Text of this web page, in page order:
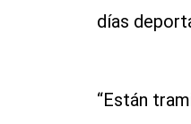
días
“Están